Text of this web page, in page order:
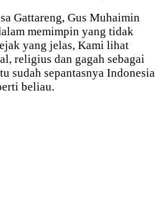
Gattareng, Gus Muhaimin
memimpin yang tidak
yang jelas, Kami lihat
religius dan gagah sebagai
sudah sepantasnya Indonesia
beliau.